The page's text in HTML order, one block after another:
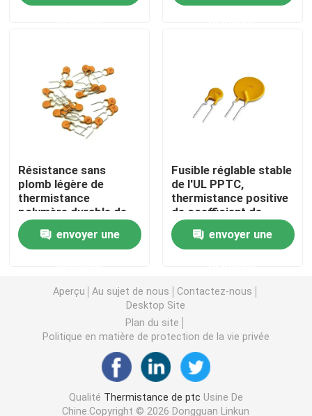
Nouvelles
Thermistance de ptc
Puce de chauffage PTC
Thermistors NTC
Thermistance de SMD NTC
Capteur de température de NTC
Varistance CMS
Résistance sans
plomb légère de
thermistance
polymère durable de
PPTC basse
envoyer une
Fusible réglable stable
de l'UL PPTC,
thermistance positive
de coefficient de
température de
polymèreenvoyer une
Aperçu Au sujet de nous
Contactez-nous
Desktop Site
Plan du site
Politique en matière de protection de la vie privée
Qualité Thermistance de ptc Usine De
Chine.Copyright © 2026 Dongguan Linkun